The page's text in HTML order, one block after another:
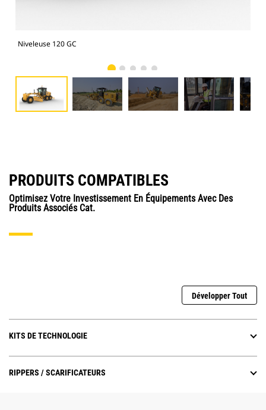
Niveleuse 120 GC
PRODUITS COMPATIBLES
Optimisez Votre Investissement En Équipements Avec Des
Produits Associés Cat.
Développer Tout
KITS DE TECHNOLOGIE
RIPPERS / SCARIFICATEURS